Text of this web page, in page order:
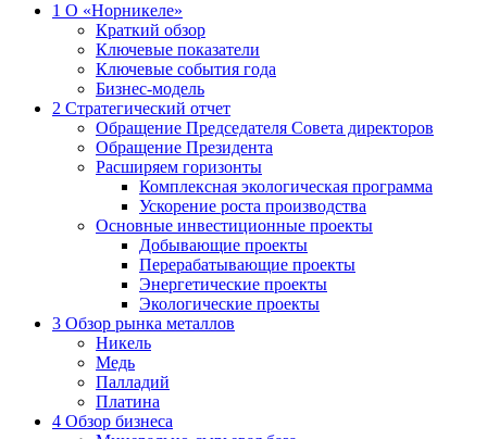
1 О «Норникеле»
Краткий обзор
Ключевые показатели
Ключевые события года
Бизнес-модель
2 Стратегический отчет
Обращение Председателя Совета директоров
Обращение Президента
Расширяем горизонты
Комплексная экологическая программа
Ускорение роста производства
Основные инвестиционные проекты
Добывающие проекты
Перерабатывающие проекты
Энергетические проекты
Экологические проекты
3 Обзор рынка металлов
Никель
Медь
Палладий
Платина
4 Обзор бизнеса